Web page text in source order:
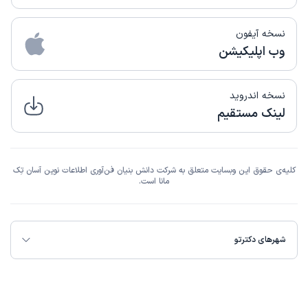
نسخه آیفون
وب اپلیکیشن
نسخه اندروید
لینک مستقیم
کلیه‌ی حقوق این وبسایت متعلق به شرکت دانش بنیان فن‌آوری اطلاعات نوین آسان تِک
مانا است.
شهرهای دکترتو